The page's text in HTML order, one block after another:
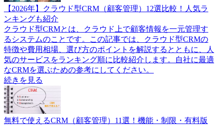
【2026年】クラウド型CRM（顧客管理）12選比較！人気ラ
ンキングも紹介
クラウド型CRMとは、クラウド上で顧客情報を一元管理す
るシステムのことです。この記事では、クラウド型CRMの
特徴や費用相場、選び方のポイントを解説するとともに、人
気のサービスをランキング順に比較紹介します。自社に最適
なCRMを選ぶための参考にしてください。
続きを見る
無料で使えるCRM（顧客管理）11選！機能・制限・有料版